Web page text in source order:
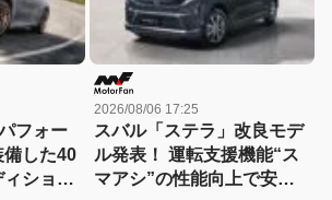
フォー
備した40
ショ
2026/08/06 17:25
スバル「ステラ」改良モデ
ル発表！ 運転支援機能“ス
マアシ”の性能向上で安心